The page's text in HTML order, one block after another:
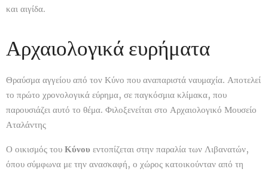
και αιγίδα.
Αρχαιολογικά ευρήματα
Θραύσμα αγγείου από τον Κύνο που αναπαριστά ναυμαχία. Αποτελεί
το πρώτο χρονολογικά εύρημα, σε παγκόσμια κλίμακα, που
παρουσιάζει αυτό το θέμα. Φιλοξενείται στο Αρχαιολογικό Μουσείο
Αταλάντης
Ο οικισμός του Κύνου εντοπίζεται στην παραλία των Λιβανατών,
όπου σύμφωνα με την ανασκαφή, ο χώρος κατοικούνταν από τη